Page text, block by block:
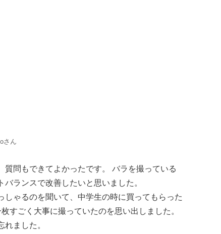
さん
問もできてよかったです。 バラを撮っている
ランスで改善したいと思いました。
ゃるのを聞いて、中学生の時に買ってもらった
すごく大事に撮っていたのを思い出しました。
ました。